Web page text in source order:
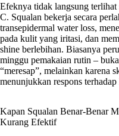
Efeknya tidak langsung
C. Squalan bekerja secara
transepidermal water loss,
pada kulit yang iritasi, dan
shine berlebihan. Biasanya
minggu pemakaian rutin –
“meresap”, melainkan karena
menunjukkan respons
Kapan Squalan Benar-Benar
Kurang Efektif